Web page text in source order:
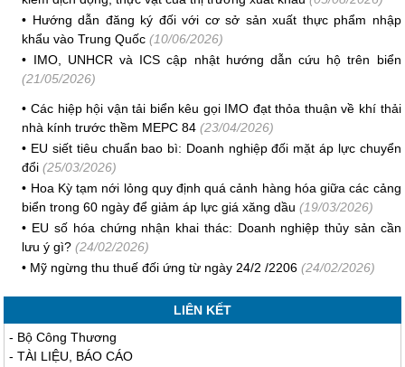
• Hướng dẫn đăng ký đối với cơ sở sản xuất thực phẩm nhập
khẩu vào Trung Quốc (10/06/2026)
• IMO, UNHCR và ICS cập nhật hướng dẫn cứu hộ trên biển
(21/05/2026)
•Các hiệp hội vận tải biển kêu gọi IMO đạt thỏa thuận về khí thải
nhà kính trước thềm MEPC 84 (23/04/2026)
• EU siết tiêu chuẩn bao bì: Doanh nghiệp đối mặt áp lực chuyển
đổi (25/03/2026)
• Hoa Kỳ tạm nới lỏng quy định quá cảnh hàng hóa giữa các cảng
biển trong 60 ngày để giảm áp lực giá xăng dầu (19/03/2026)
• EU số hóa chứng nhận khai thác: Doanh nghiệp thủy sản cần
lưu ý gì? (24/02/2026)
• Mỹ ngừng thu thuế đối ứng từ ngày 24/2 /2206 (24/02/2026)
LIÊN KẾT
- Bộ Công Thương
-TÀI LIỆU, BÁO CÁO